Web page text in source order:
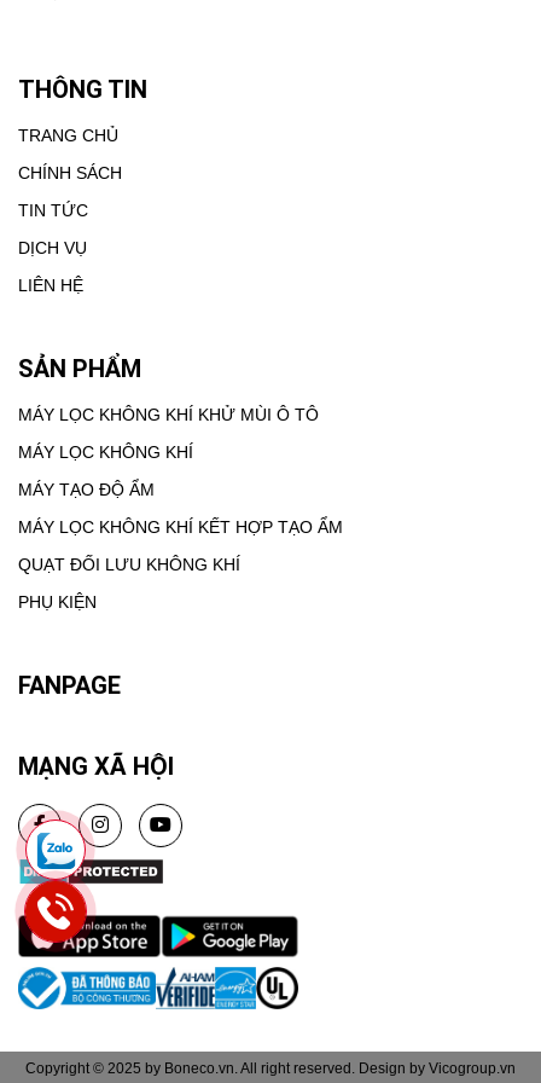
THÔNG TIN
TRANG CHỦ
CHÍNH SÁCH
TIN TỨC
DỊCH VỤ
LIÊN HỆ
SẢN PHẨM
MÁY LỌC KHÔNG KHÍ KHỬ MÙI Ô TÔ
MÁY LỌC KHÔNG KHÍ
MÁY TẠO ĐỘ ẨM
MÁY LỌC KHÔNG KHÍ KẾT HỢP TẠO ẨM
QUẠT ĐỐI LƯU KHÔNG KHÍ
PHỤ KIỆN
FANPAGE
MẠNG XÃ HỘI
Copyright © 2025 by Boneco.vn. All right reserved. Design by Vicogroup.vn